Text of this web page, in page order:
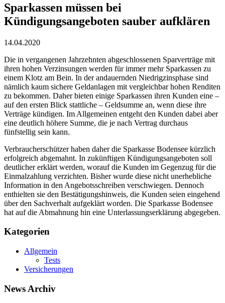
Sparkassen müssen bei
Kündigungsangeboten sauber aufklären
14.04.2020
Die in vergangenen Jahrzehnten abgeschlossenen Sparverträge mit
ihren hohen Verzinsungen werden für immer mehr Sparkassen zu
einem Klotz am Bein. In der andauernden Niedrigzinsphase sind
nämlich kaum sichere Geldanlagen mit vergleichbar hohen Renditen
zu bekommen. Daher bieten einige Sparkassen ihren Kunden eine –
auf den ersten Blick stattliche – Geldsumme an, wenn diese ihre
Verträge kündigen. Im Allgemeinen entgeht den Kunden dabei aber
eine deutlich höhere Summe, die je nach Vertrag durchaus
fünfstellig sein kann.
Verbraucherschützer haben daher die Sparkasse Bodensee kürzlich
erfolgreich abgemahnt. In zukünftigen Kündigungsangeboten soll
deutlicher erklärt werden, worauf die Kunden im Gegenzug für die
Einmalzahlung verzichten. Bisher wurde diese nicht unerhebliche
Information in den Angebotsschreiben verschwiegen. Dennoch
enthielten sie den Bestätigungshinweis, die Kunden seien eingehend
über den Sachverhalt aufgeklärt worden. Die Sparkasse Bodensee
hat auf die Abmahnung hin eine Unterlassungserklärung abgegeben.
Kategorien
Allgemein
Tests
Versicherungen
News Archiv